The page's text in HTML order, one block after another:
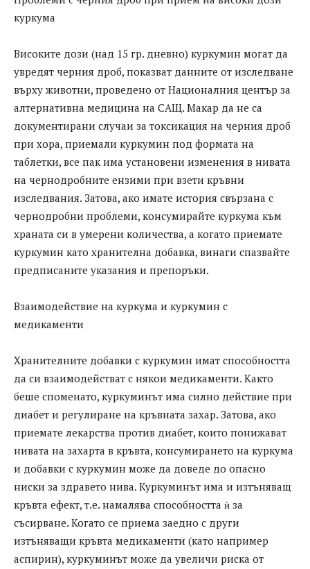
куркума
Високите дози (над 15 гр. дневно) куркумин могат да
увредят черния дроб, показват данните от изследване
върху животни, проведено от Националния център за
алтернативна медицина на САЩ. Макар да не са
документирани случаи за токсикация на черния дроб
при хора, приемали куркумин под формата на
таблетки, все пак има установени изменения в нивата
на чернодробните ензими при взети кръвни
изследвания. Затова, ако имате история свързана с
чернодробни проблеми, консумирайте куркума към
храната си в умерени количества, а когато приемате
куркумин като хранителна добавка, винаги спазвайте
предписаните указания и препоръки.
Взаимодействие на куркума и куркумин с
медикаменти
Хранителните добавки с куркумин имат способността
да си взаимодействат с някои медикаменти. Както
беше споменато, куркуминът има силно действие при
диабет и регулиране на кръвната захар. Затова, ако
приемате лекарства против диабет, които понижават
нивата на захарта в кръвта, консумирането на куркума
и добавки с куркумин може да доведе до опасно
ниски за здравето нива. Куркуминът има и изтъняващ
кръвта ефект, т.е. намалява способността ѝ за
съсирване. Когато се приема заедно с други
изтъняващи кръвта медикаменти (като например
аспирин), куркуминът може да увеличи риска от